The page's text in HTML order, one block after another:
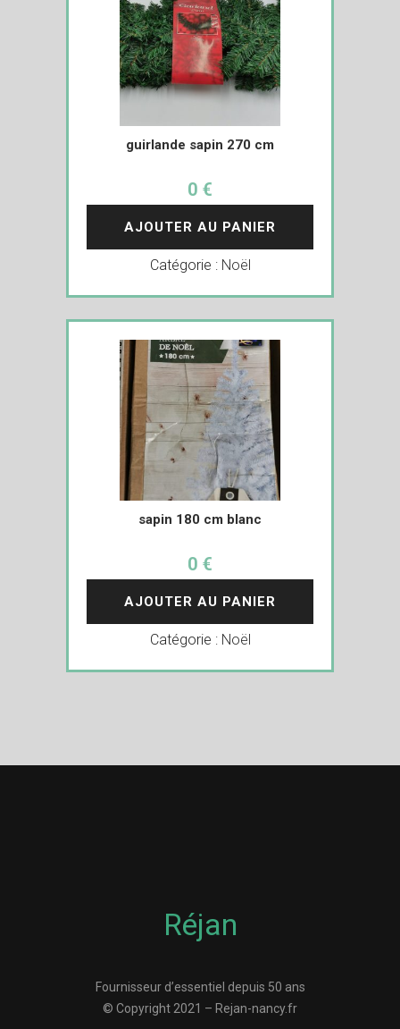
guirlande sapin 270 cm
0 €
AJOUTER AU PANIER
Catégorie : Noël
sapin 180 cm blanc
0 €
AJOUTER AU PANIER
Catégorie : Noël
Réjan
Fournisseur d’essentiel depuis 50 ans
© Copyright 2021 – Rejan-nancy.fr